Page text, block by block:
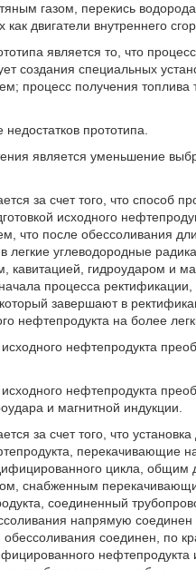
газом, перекись
как двигатели внутреннего
является то, что
создания специальных
процесс получения
прототипа.
является уменьшение
за счет того, что способ
исходного
что после обессоливания
легкие углеводородные
кавитацией, гидроударом и
процесса
завершают в
нефтепродукта на более
нефтепродукта
нефтепродукта
и магнитной индукции.
за счет того, что
перекачивающие
цикла, общим
снабженным
соединенный
напрямую
соединен, по
нефтепродукта